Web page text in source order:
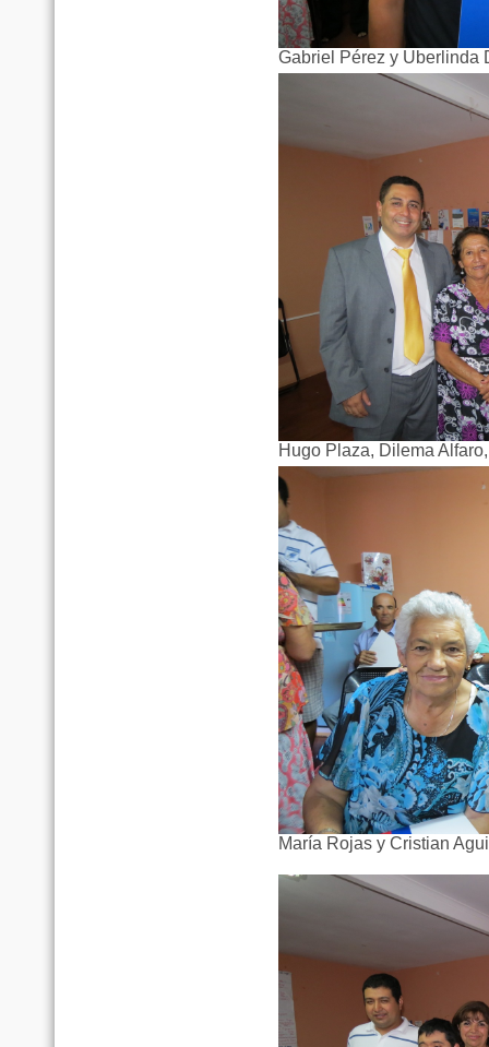
Gabriel Pérez y Uberlinda
Hugo Plaza, Dilema
María Rojas y Cristian